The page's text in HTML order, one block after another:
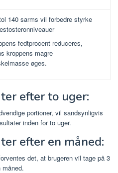
140 sarms vil forbedre styrke
fedtprocent reduceres,
kroppens magre
øges.
efter to uger:
portioner, vil sandsynligvis
inden for to uger.
efter en måned:
det, at brugeren vil tage på 3